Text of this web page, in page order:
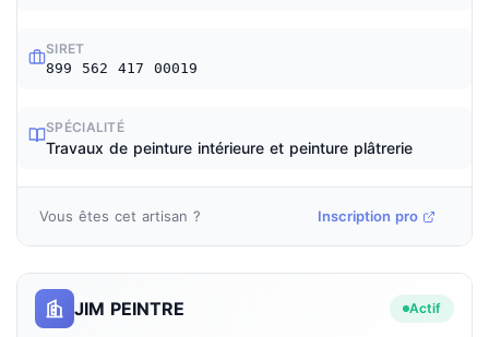
SIRET
899 562 417 00019
SPÉCIALITÉ
Travaux de peinture intérieure et peinture plâtrerie
Vous êtes cet artisan ? Inscription pro
JIM PEINTRE Actif